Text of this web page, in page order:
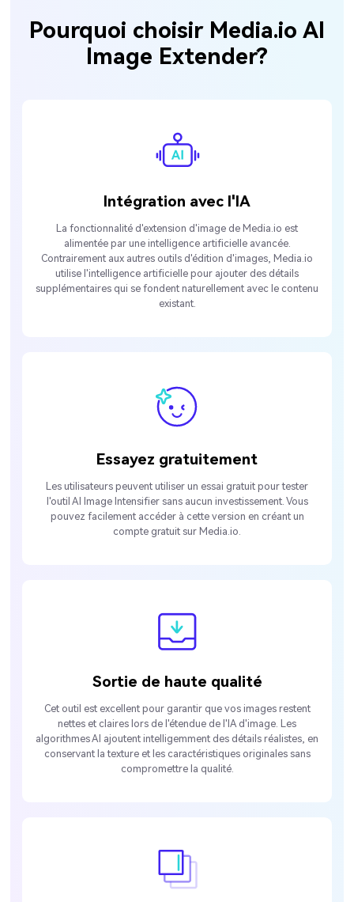
Pourquoi choisir Media.io AI
Image Extender?
Intégration avec l'IA
La fonctionnalité d'extension d'image de Media.io est
alimentée par une intelligence artificielle avancée.
Contrairement aux autres outils d'édition d'images, Media.io
utilise l'intelligence artificielle pour ajouter des détails
supplémentaires qui se fondent naturellement avec le contenu
existant.
Essayez gratuitement
Les utilisateurs peuvent utiliser un essai gratuit pour tester
l'outil AI Image Intensifier sans aucun investissement. Vous
pouvez facilement accéder à cette version en créant un
compte gratuit sur Media.io.
Sortie de haute qualité
Cet outil est excellent pour garantir que vos images restent
nettes et claires lors de l'étendue de l'IA d'image. Les
algorithmes AI ajoutent intelligemment des détails réalistes, en
conservant la texture et les caractéristiques originales sans
compromettre la qualité.